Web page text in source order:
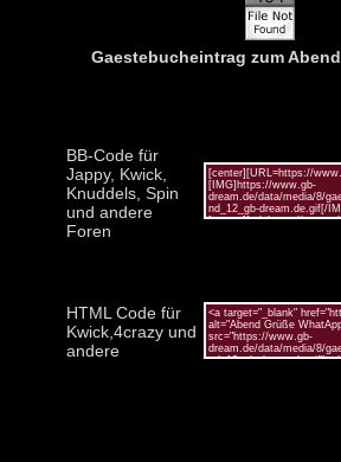
Gaestebucheintrag zum Abend
BB-Code für
Jappy, Kwick,
Knuddels, Spin
und andere
Foren
HTML Code für
Kwick,4crazy und
andere